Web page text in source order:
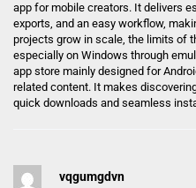
app for mobile creators. It delivers
exports, and an easy workflow,
projects grow in scale, the limits of
especially on Windows through
app store mainly designed for
related content. It makes
quick downloads and seamless
vqgumgdvn